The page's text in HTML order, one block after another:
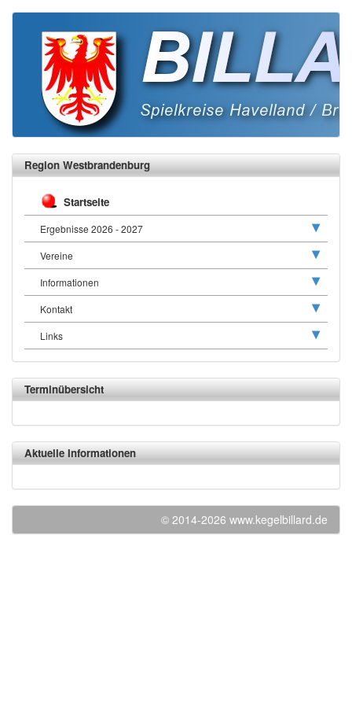
Region Westbrandenburg
Startseite
Ergebnisse 2026 - 2027
Vereine
Informationen
Kontakt
Links
Terminübersicht
Aktuelle Informationen
© 2014-2026 www.kegelbillard.de